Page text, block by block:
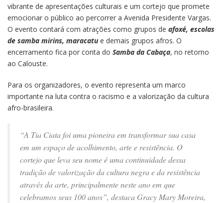
vibrante de apresentações culturais e um cortejo que promete
emocionar o público ao percorrer a Avenida Presidente Vargas.
O evento contará com atrações como grupos de afoxé, escolas
de samba mirins, maracatu e demais grupos afros. O
encerramento fica por conta do Samba da Cabaça, no retorno
ao Calouste.
Para os organizadores, o evento representa um marco
importante na luta contra o racismo e a valorização da cultura
afro-brasileira.
“A Tia Ciata foi uma pioneira em transformar sua casa
em um espaço de acolhimento, arte e resistência. O
cortejo que leva seu nome é uma continuidade dessa
tradição de valorização da cultura negra e da resistência
através da arte, principalmente neste ano em que
celebramos seus 100 anos”, destaca Gracy Mary Moreira,